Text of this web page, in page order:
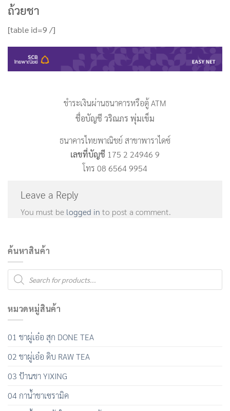
ถ้วยชา
[table id=9 /]
ชำระเงินผ่านธนาคารหรือตู้ ATM
ชื่อบัญชี วริณภร พุ่มเข็ม
ธนาคารไทยพาณิชย์ สาขาพาราไดซ์
เลขที่บัญชี 175 2 24946 9
โทร 08 6564 9954
Leave a Reply
You must be logged in to post a comment.
ค้นหาสินค้า
Products
search
หมวดหมู่สินค้า
01 ชาผู่เอ๋อ สุก DONE TEA
02 ชาผู่เอ๋อ ดิบ RAW TEA
03 ป้านชา YIXING
04 กาน้ำชาเซรามิค